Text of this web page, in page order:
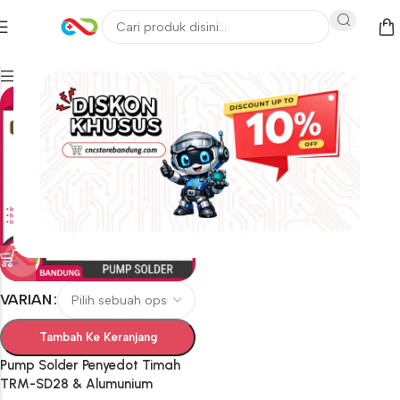
VARIAN
Tambah Ke Keranjang
Pump Solder Penyedot Timah
TRM-SD28 & Alumunium